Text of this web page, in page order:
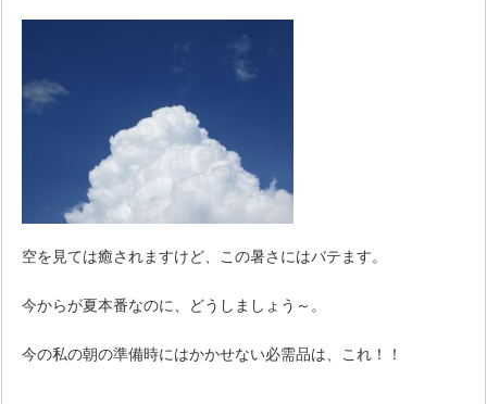
空を見ては癒されますけど、この暑さにはバテます。
今からが夏本番なのに、どうしましょう～。
今の私の朝の準備時にはかかせない必需品は、これ！！